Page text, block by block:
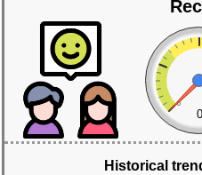
0
0
Historical